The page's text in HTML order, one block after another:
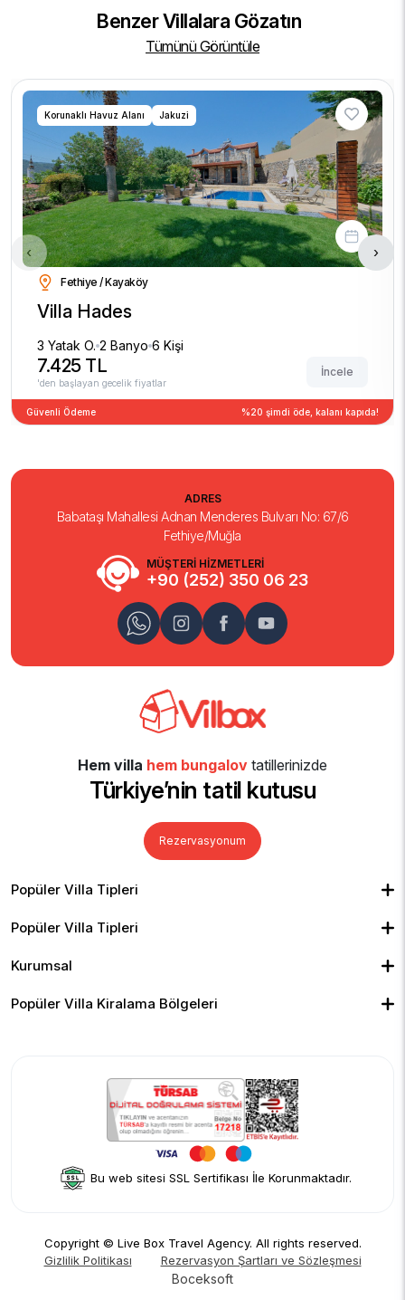
Benzer Villalara Gözatın
Tümünü Görüntüle
Korunaklı Havuz Alanı Jakuzi
Fethiye / Kayaköy
Villa Hades
3 Yatak O. 2 Banyo 6 Kişi
7.425 TL
'den başlayan gecelik fiyatlar
İncele
Güvenli Ödeme %20 şimdi öde, kalanı kapıda!
‹ ›
MÜŞTERİ HİZMETLERİ
+90 (252) 350 06 23
ADRES
Babataşı Mahallesi Adnan Menderes Bulvarı No: 67/6
Fethiye/Muğla
Hem villa hem bungalov tatillerinizde
Türkiye’nin tatil kutusu
Rezervasyonum
Popüler Villa Tipleri
Kiralık Bungalov
Kapalı Havuzlu Villalar
Geniş Ailelere Uygun Villalar
Popüler Villa Tipleri
Denize Yakın Villalar
Merkeze Yakın Villalar
Kurumsal
Yorumlar
Hakkımızda
Popüler Villa Kiralama Bölgeleri
Bu web sitesi SSL Sertifikası İle Korunmaktadır.
Copyright © Live Box Travel Agency. All rights reserved.
Gizlilik Politikası
Rezervasyon Şartları ve Sözleşmesi
Boceksoft